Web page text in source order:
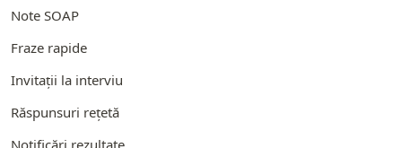
Note SOAP
Fraze rapide
Invitații la interviu
Răspunsuri rețetă
Notificări rezultate